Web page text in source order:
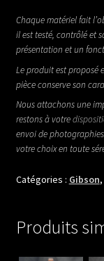
Chaque matériel fait
il est testé, contrôlé et
présentation et un
Le produit est proposé
pièce conserve son
Nous attachons une
restons à votre
envoi de
votre choix en toute
Catégories : Gibson,
Produits